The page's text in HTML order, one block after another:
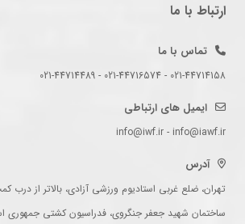
ارتباط با ما
تماس با ما
021-44714158 - 021-44716574 - 021-44714489
ایمیل های ارتباطی
info@iwf.ir - info@iawf.ir
آدرس
تهران، ضلع غربی استادیوم ورزشی آزادی، بالاتر از درب
ساختمان شهید جعفر جنگروی، فدراسیون کشتی جمهوری